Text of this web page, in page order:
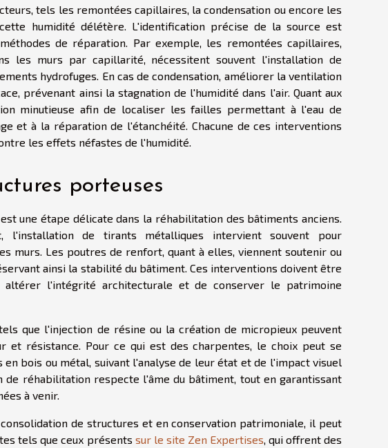
tels les remontées capillaires, la condensation ou encore les
humidité délétère. L'identification précise de la source est
de réparation. Par exemple, les remontées capillaires,
les murs par capillarité, nécessitent souvent l'installation de
hydrofuges. En cas de condensation, améliorer la ventilation
prévenant ainsi la stagnation de l'humidité dans l'air. Quant aux
minutieuse afin de localiser les failles permettant à l'eau de
et à la réparation de l'étanchéité. Chacune de ces interventions
les effets néfastes de l'humidité.
porteuses
une étape délicate dans la réhabilitation des bâtiments anciens.
l'installation de tirants métalliques intervient souvent pour
murs. Les poutres de renfort, quant à elles, viennent soutenir ou
ainsi la stabilité du bâtiment. Ces interventions doivent être
altérer l'intégrité architecturale et de conserver le patrimoine
que l'injection de résine ou la création de micropieux peuvent
et résistance. Pour ce qui est des charpentes, le choix peut se
bois ou métal, suivant l'analyse de leur état et de l'impact visuel
de réhabilitation respecte l'âme du bâtiment, tout en garantissant
à venir.
de structures et en conservation patrimoniale, il peut
tels que ceux présents sur le site Zen Expertises , qui offrent des